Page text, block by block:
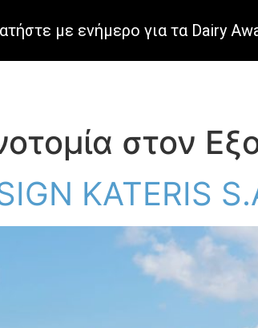
με ενήμερο για τα Dairy
στον
KATERIS